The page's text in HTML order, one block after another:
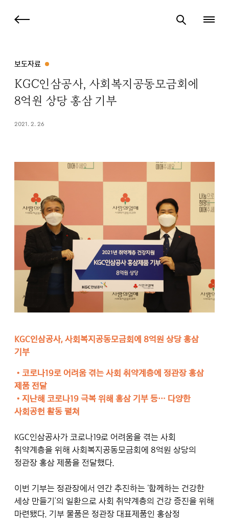
보도자료
KGC인삼공사, 사회복지공동모금회에
8억원 상당 홍삼 기부
2021. 2. 26
KGC인삼공사, 사회복지공동모금회에 8억원 상당 홍삼
기부
• 코로나19로 어려움 겪는 사회 취약계층에 정관장 홍삼
제품 전달
• 지난해 코로나19 극복 위해 홍삼 기부 등… 다양한
사회공헌 활동 펼쳐
KGC인삼공사가 코로나19로 어려움을 겪는 사회
취약계층을 위해 사회복지공동모금회에 8억원 상당의
정관장 홍삼 제품을 전달했다.
이번 기부는 정관장에서 연간 추진하는 ‘함께하는 건강한
세상 만들기’의 일환으로 사회 취약계층의 건강 증진을 위해
마련됐다. 기부 물품은 정관장 대표제품인 홍삼정